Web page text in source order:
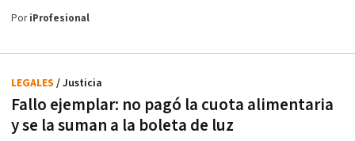
PoriProfesional
Fallo ejemplar: no pagó la cuota alimentaria
y se la suman a la boleta de luz
LEGALES / Justicia